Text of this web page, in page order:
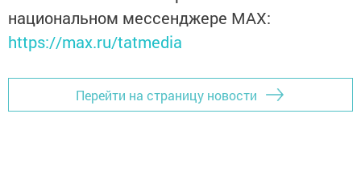
национальном мессенджере MАХ:
https://max.ru/tatmedia
Перейти на страницу новости